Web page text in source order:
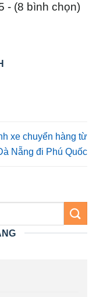
- (8 bình chọn)
xe chuyển hàng từ
Nẵng đi Phú Quốc